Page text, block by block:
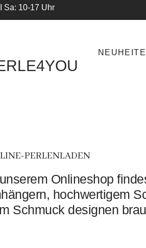
Sa: 10-17 Uhr
PERLENLADEN
Onlineshop
hochwertigem
Schmuck designen